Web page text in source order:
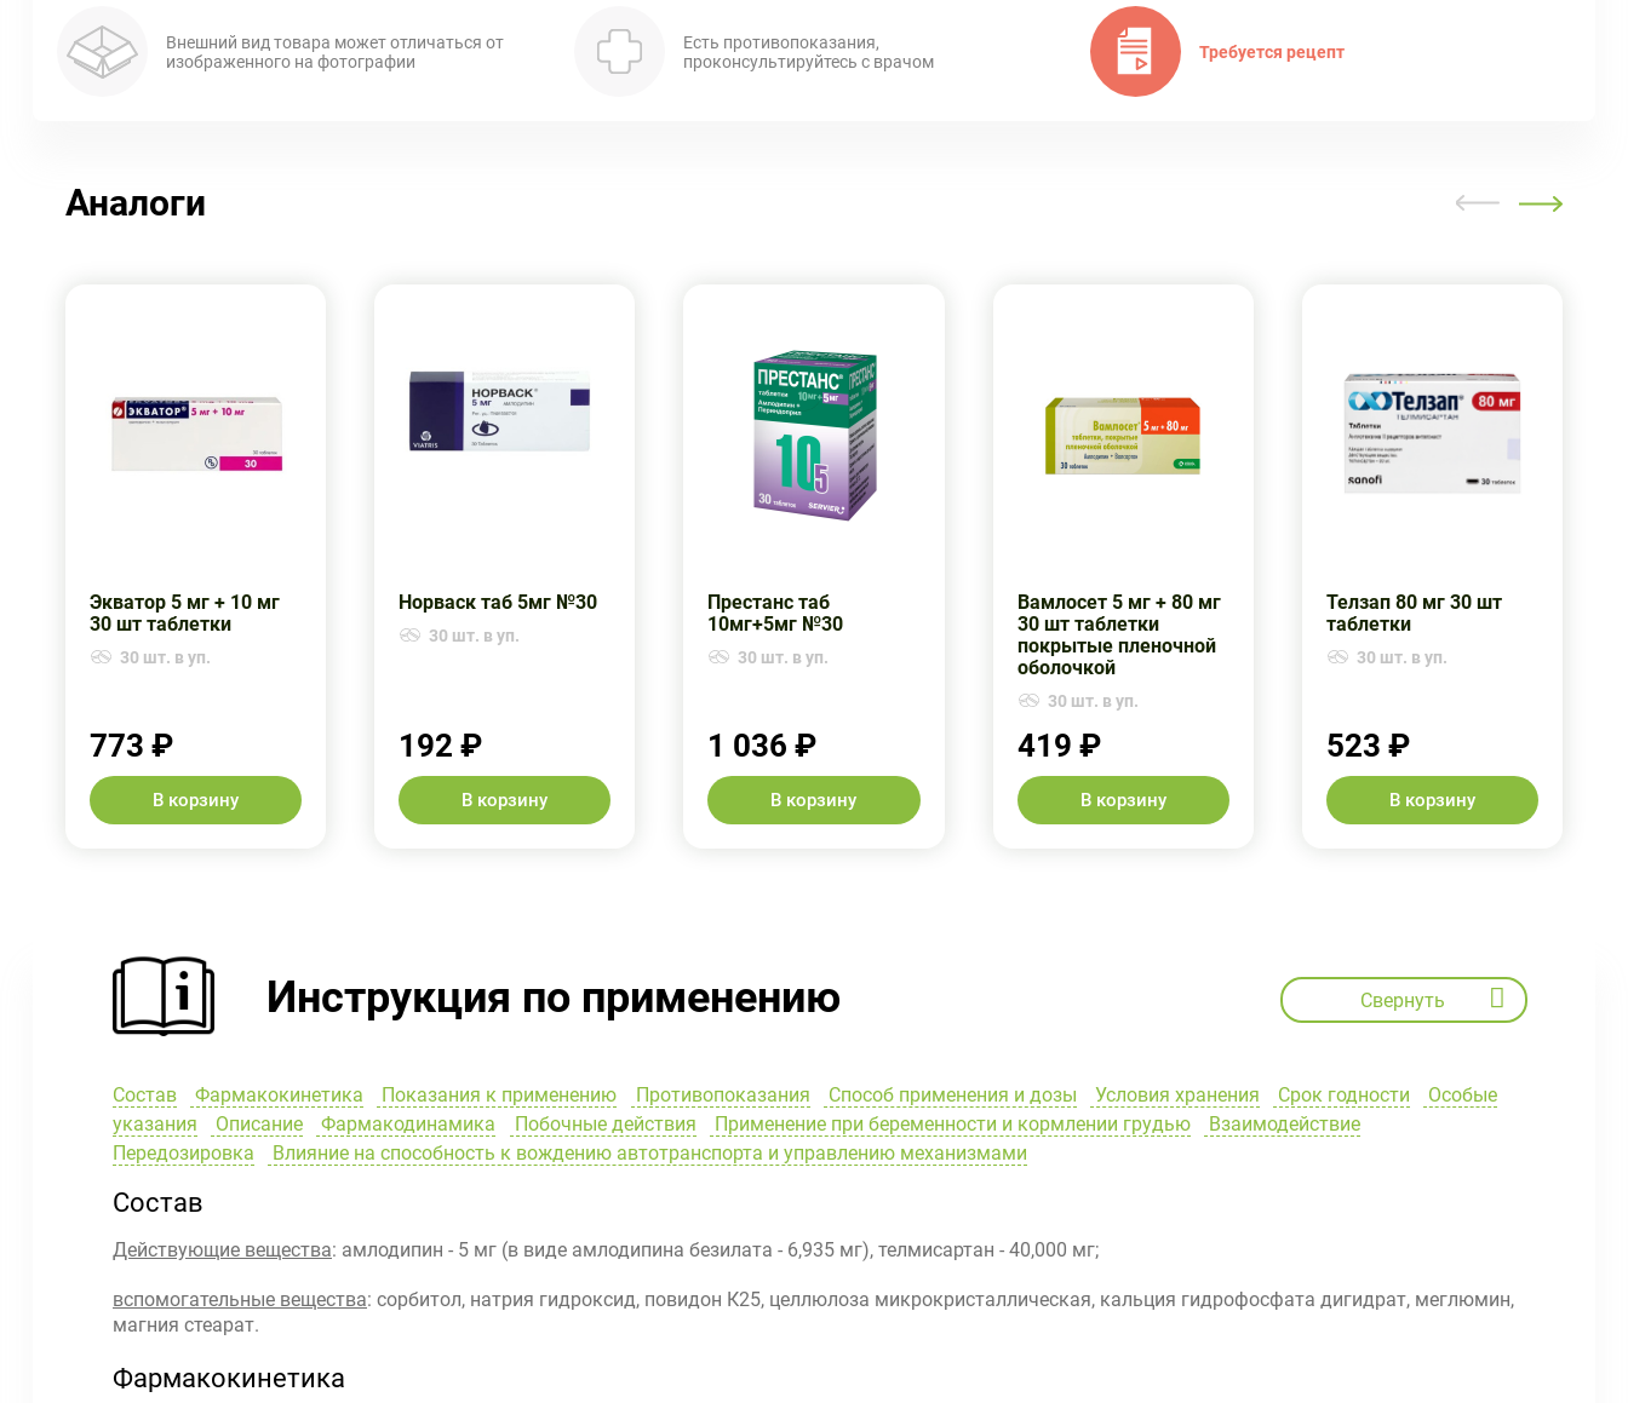
Внешний вид товара может отличаться от
изображенного на фотографии
Есть противопоказания,
проконсультируйтесь с врачом
Требуется рецепт
Аналоги
Экватор 5 мг + 10 мг
30 шт таблетки
30 шт. в уп.
773 ₽
В корзину
Норваск таб 5мг №30
30 шт. в уп.
192 ₽
В корзину
Престанс таб
10мг+5мг №30
30 шт. в уп.
1 036 ₽
В корзину
Вамлосет 5 мг + 80 мг
30 шт таблетки
покрытые пленочной
оболочкой
30 шт. в уп.
419 ₽
В корзину
Телзап 80 мг 30 шт
таблетки
30 шт. в уп.
523 ₽
В корзину
Инструкция по применению Свернуть
Состав Фармакокинетика Показания к применению Противопоказания Способ применения и дозы Условия хранения Срок годности
Особые
указания
Описание Фармакодинамика Побочные действия Применение при беременности и кормлении грудью
Взаимодействие
Передозировка
Влияние на способность к вождению автотранспорта и управлению механизмами
Состав
Действующие вещества: амлодипин - 5 мг (в виде амлодипина безилата - 6,935 мг), телмисартан - 40,000 мг;
вспомогательные вещества: сорбитол, натрия гидроксид, повидон К25, целлюлоза микрокристаллическая, кальция гидрофосфата дигидрат, меглюмин,
магния стеарат.
Фармакокинетика